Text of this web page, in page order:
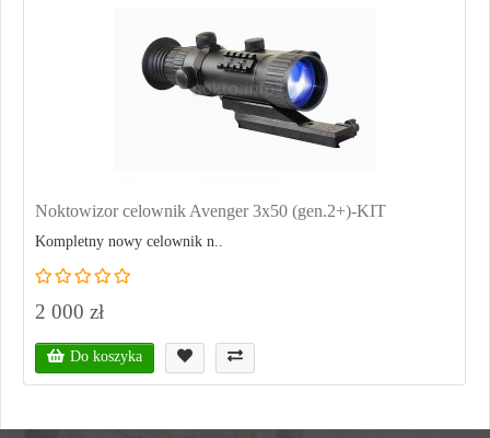
Noktowizor celownik Avenger 3x50 (gen.2+)-KIT
Kompletny nowy celownik n..
2 000 zł
Do koszyka